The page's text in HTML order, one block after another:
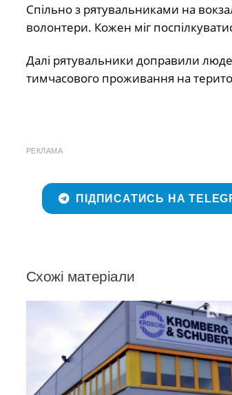
Спільно з рятувальниками на
волонтери. Кожен міг
Далі рятувальники доправили
тимчасового проживання на
РЕКЛАМА
ПІДПИСАТИСЬ НА
Схожі матеріали